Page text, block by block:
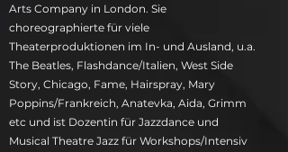
Arts Company in London. Sie
choreographierte für viele
Theaterproduktionen im In- und Ausland, u.a.
The Beatles, Flashdance/Italien, West Side
Story, Chicago, Fame, Hairspray, Mary
Poppins/Frankreich, Anatevka, Aida, Grimm
etc und ist Dozentin für Jazzdance und
Musical Theatre Jazz für Workshops/Intensiv